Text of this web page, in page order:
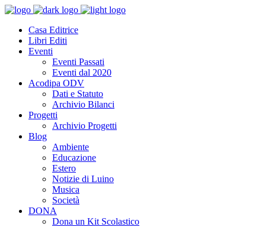
Casa Editrice
Libri Editi
Eventi
Eventi Passati
Eventi dal 2020
Acodipa ODV
Dati e Statuto
Archivio Bilanci
Progetti
Archivio Progetti
Blog
Ambiente
Educazione
Estero
Notizie di Luino
Musica
Società
DONA
Dona un Kit Scolastico